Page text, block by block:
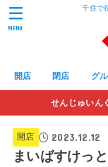
千住で
開店 閉店 グ
MENU
せんじゅいん
開店 2023.12.12
まいばすけっ